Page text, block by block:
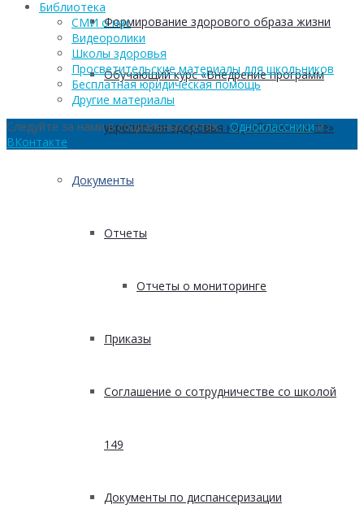
Формирование здорового образа жизни
Обучающий курс «Внедрение программ
укрепления здоровья на рабочем месте»
Документы
Отчеты
Отчеты о мониторинге
Приказы
Соглашение о сотрудничестве со школой
149
Документы по диспансеризации
Библиотека
СМИ о нас
Видеоролики
Школы здоровья
Просветительские материалы для школьников
Бесплатная юридическая помощь
Другие материалы
Следуйте за нами в социальных сетях:Одноклассникии
ВКонтакте